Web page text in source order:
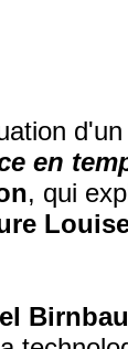
en
, qui